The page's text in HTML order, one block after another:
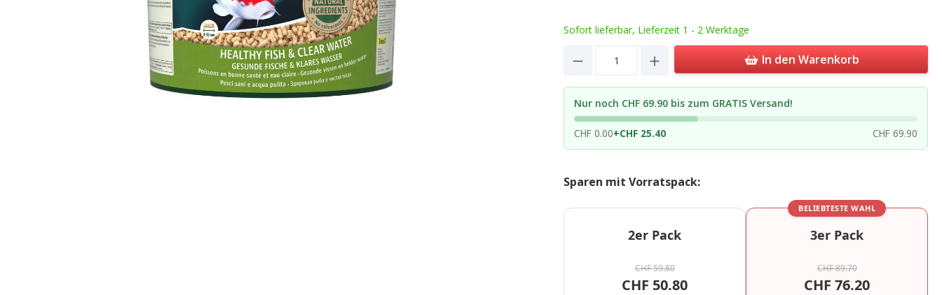
Sofort lieferbar, Lieferzeit 1 - 2 Werktage
Product Quantity: Enter the desired amount
In den Warenkorb
Nur noch CHF 69.90 bis zum GRATIS Versand!
CHF 0.00+CHF 25.40 CHF 69.90
Sparen mit Vorratspack:
2er Pack
CHF 59.80
CHF 50.80
BELIEBTESTE WAHL
3er Pack
CHF 89.70
CHF 76.20